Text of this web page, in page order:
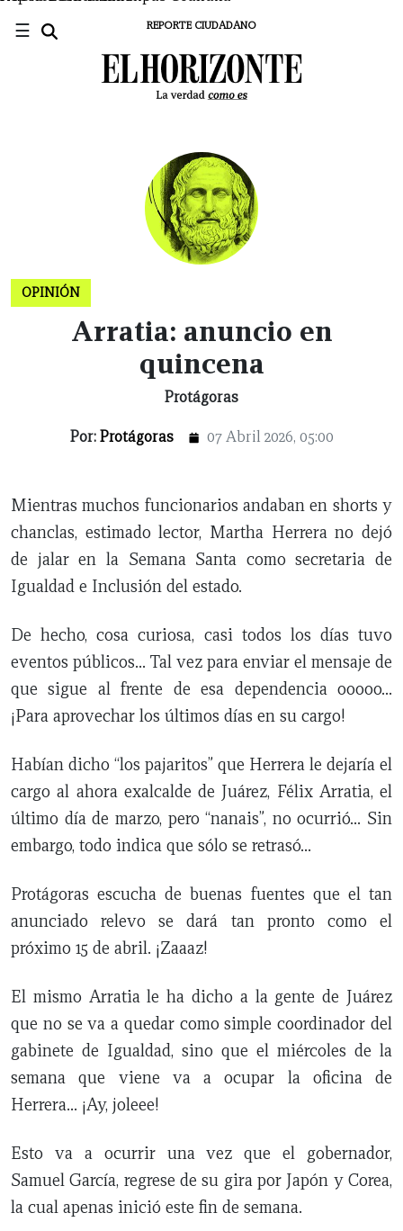
☰ REPORTE CIUDADANO
CERRAR
X
NUEVO
LEÓN
TAMAULIPAS
COAHUILA
NACIONAL
INTERNACIONAL
FINANZAS
OPINIÓN
DEPORTES
ESPECTÁCULOS
TENDENCIA
ESTILO
DE
PODCAST
CONTACTO
NEWSLETTER
HEMEROTECA
SUPLEMENTOS
OPINIÓN
Arratia: anuncio en
quincena
Protágoras
Por:Protágoras 07 Abril 2026, 05:00
Mientras muchos funcionarios andaban en shorts y
chanclas, estimado lector, Martha Herrera no dejó
de jalar en la Semana Santa como secretaria de
Igualdad e Inclusión del estado.
De hecho, cosa curiosa, casi todos los días tuvo
eventos públicos… Tal vez para enviar el mensaje de
que sigue al frente de esa dependencia ooooo…
¡Para aprovechar los últimos días en su cargo!
Habían dicho “los pajaritos” que Herrera le dejaría el
cargo al ahora exalcalde de Juárez, Félix Arratia, el
último día de marzo, pero “nanais”, no ocurrió… Sin
embargo, todo indica que sólo se retrasó…
Protágoras escucha de buenas fuentes que el tan
anunciado relevo se dará tan pronto como el
próximo 15 de abril. ¡Zaaaz!
El mismo Arratia le ha dicho a la gente de Juárez
que no se va a quedar como simple coordinador del
gabinete de Igualdad, sino que el miércoles de la
semana que viene va a ocupar la oficina de
Herrera… ¡Ay, joleee!
Esto va a ocurrir una vez que el gobernador,
Samuel García, regrese de su gira por Japón y Corea,
la cual apenas inició este fin de semana.